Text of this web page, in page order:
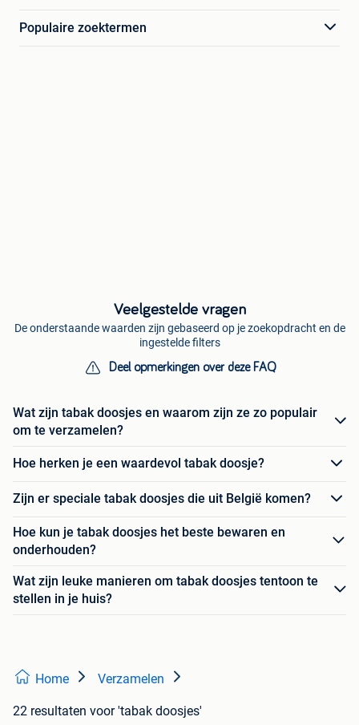
Populaire zoektermen
Veelgestelde vragen
De onderstaande waarden zijn gebaseerd op je zoekopdracht en de
ingestelde filters
Deel opmerkingen over deze FAQ
Wat zijn tabak doosjes en waarom zijn ze zo populair
om te verzamelen?
Hoe herken je een waardevol tabak doosje?
Zijn er speciale tabak doosjes die uit België komen?
Hoe kun je tabak doosjes het beste bewaren en
onderhouden?
Wat zijn leuke manieren om tabak doosjes tentoon te
stellen in je huis?
Home Verzamelen
22 resultaten voor 'tabak doosjes'